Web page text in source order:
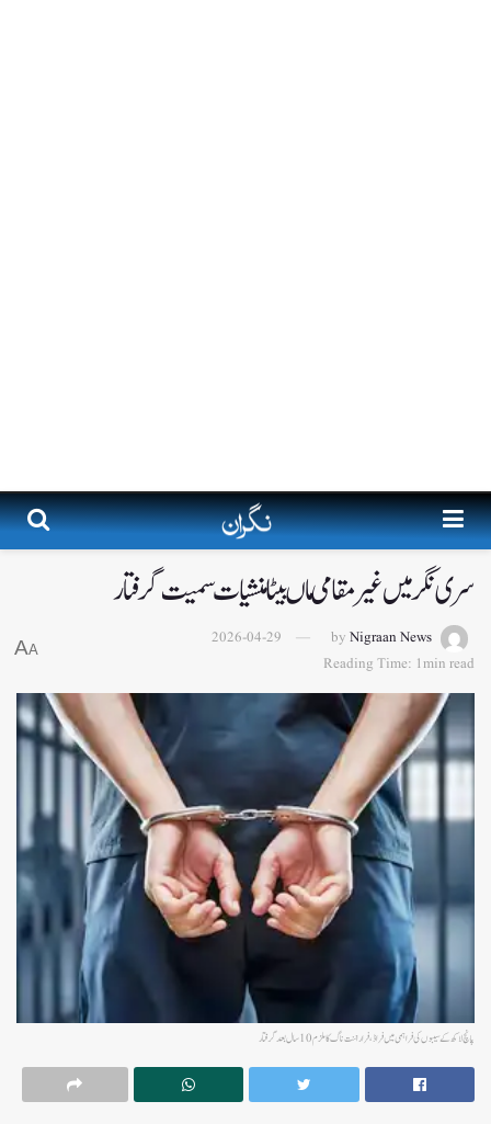
سری نگر میں غیر مقامی ماں بیٹا منشیات سمیت گرفتار
by Nigraan News
2026-04-29
Reading Time: 1min read
A
A
پانچ لاکھ کے سیبوں کی فراہمی میں فراڈ، فراراننت ناگ کا ملزم 10سال بعدگرفتار